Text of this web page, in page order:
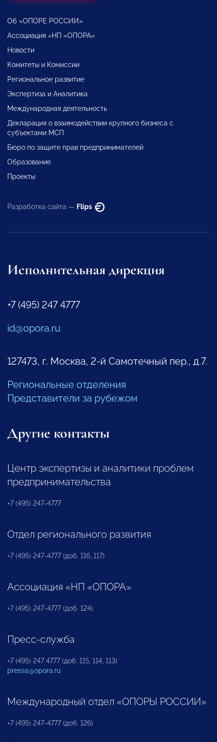
Об «ОПОРЕ РОССИИ»
Ассоциация «НП «ОПОРА»
Новости
Комитеты и Комиссии
Региональное развитие
Экспертиза и Аналитика
Международная деятельность
Декларация о взаимодействии крупного бизнеса с
субъектами МСП
Бюро по защите прав предпринимателей
Образование
Проекты
Разработка сайта — Flips
Исполнительная дирекция
+7 (495) 247 4777
id@opora.ru
127473, г. Москва, 2-й Самотечный пер., д.7.
Региональные отделения
Представители за рубежом
Другие контакты
Центр экспертизы и аналитики проблем
предпринимательства
+7 (495) 247-4777
Отдел регионального развития
+7 (495) 247-4777 (доб. 116, 117)
Ассоциация «НП «ОПОРА»
+7 (495) 247-4777 (доб. 124)
Пресс-служба
+7 (495) 247 4777 (доб. 115, 114, 113)
pressa@opora.ru
Международный отдел «ОПОРЫ РОССИИ»
+7 (495) 247-4777 (доб. 126)